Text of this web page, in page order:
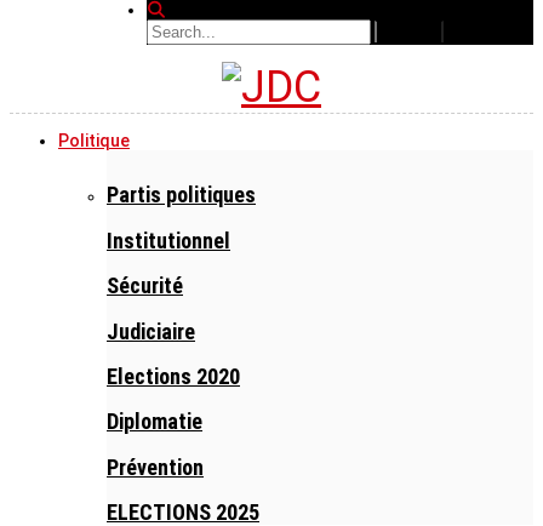
Politique
Partis politiques
Institutionnel
Sécurité
Judiciaire
Elections 2020
Diplomatie
Prévention
ELECTIONS 2025